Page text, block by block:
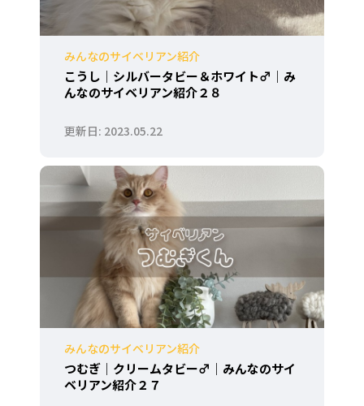
みんなのサイベリアン紹介
こうし｜シルバータビー＆ホワイト♂｜み
んなのサイベリアン紹介２８
2023.05.22
みんなのサイベリアン紹介
つむぎ｜クリームタビー♂｜みんなのサイ
ベリアン紹介２７